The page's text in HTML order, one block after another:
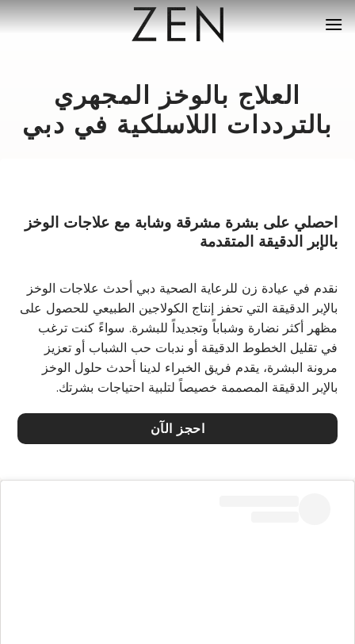
تخطي
للمحتوى
العلاج بالوخز المجهري
بالترددات اللاسلكية في دبي
احصلي على بشرة مشرقة وشابة مع علاجات الوخز
بالإبر الدقيقة المتقدمة
نقدم في عيادة زن للرعاية الصحية دبي أحدث علاجات الوخز
بالإبر الدقيقة التي تحفز إنتاج الكولاجين الطبيعي للحصول على
مظهر أكثر نضارة وشباباً وتجديداً للبشرة. سواءً كنت ترغب
في تقليل الخطوط الدقيقة أو ندبات حب الشباب أو تعزيز
مرونة البشرة، يقدم فريق الخبراء لدينا أحدث حلول الوخز
بالإبر الدقيقة المصممة خصيصاً لتلبية احتياجات بشرتك.
احجز الآن